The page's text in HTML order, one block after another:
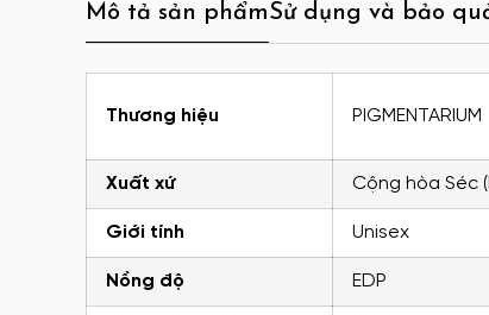
Mô tả sản phẩmSử dụng và bảo
Thương hiệu PIGMENTARIUM
Xuất xứ Cộng hòa Séc
Giới tính Unisex
Nồng độ EDP